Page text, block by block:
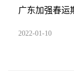
广东加强春运
2022-01-10